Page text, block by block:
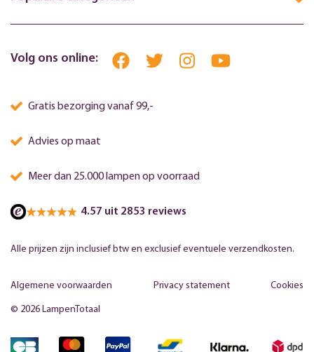
Volg ons online:
Gratis bezorging vanaf 99,-
Advies op maat
Meer dan 25.000 lampen op voorraad
4.57 uit 2853 reviews
Alle prijzen zijn inclusief btw en exclusief eventuele verzendkosten.
© 2026 LampenTotaal
Algemene voorwaarden Privacy statement Cookies